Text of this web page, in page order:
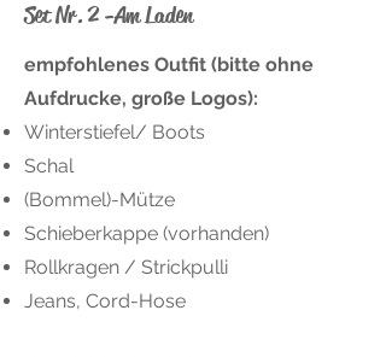
Set Nr. 2 -Am Laden
empfohlenes Outfit (bitte ohne
Aufdrucke, große Logos):
Winterstiefel/ Boots
Schal
(Bommel)-Mütze
Schieberkappe (vorhanden)
Rollkragen / Strickpulli
Jeans, Cord-Hose